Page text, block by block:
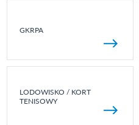
GKRPA
LODOWISKO / KORT
TENISOWY